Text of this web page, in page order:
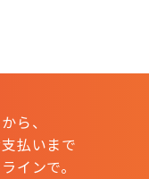
ら、
払いまで
インで。